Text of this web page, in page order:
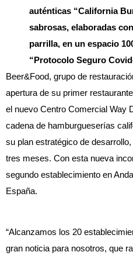
auténticas “California
sabrosas, elaboradas
parrilla, en un espacio
“Protocolo Seguro
Beer&Food, grupo de
apertura de su primer
el nuevo Centro Comercial Way
cadena de hamburgueserías
su plan estratégico de
tres meses. Con esta nueva
segundo establecimiento en
España.
“Alcanzamos los 20
gran noticia para nosotros, que